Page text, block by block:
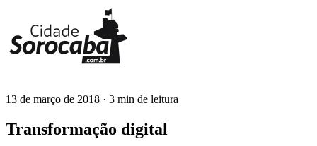
13 de março de 2018 · 3 min de leitura
Transformação digital